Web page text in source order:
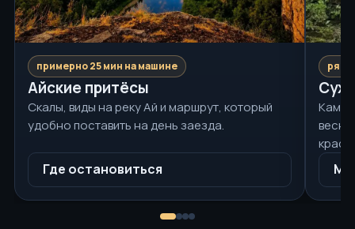
примерно 25 мин на машине
Айские притёсы
Скалы, виды на реку Ай и маршрут, который
удобно поставить на день заезда.
Где остановиться